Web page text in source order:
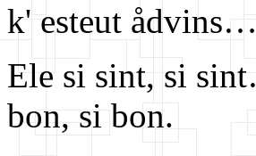
k' esteut ådvins…
Ele si sint, si
bon, si bon.